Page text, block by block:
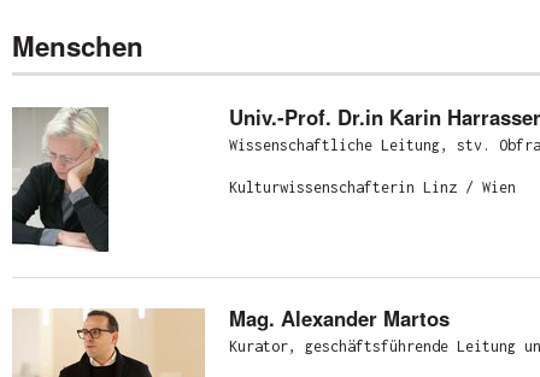
Sie sind hier
Menschen
Univ.-Prof. Dr.in Karin Harrasser
Wissenschaftliche Leitung, stv.
Kulturwissenschafterin Linz / Wien
Mag. Alexander Martos
Kurator, geschäftsführende Leitung